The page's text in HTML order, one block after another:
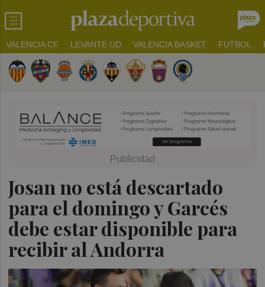
VALENCIA CF LEVANTE UD VALENCIA BASKET FUTBOL
Josan no está descartado
para el domingo y Garcés
debe estar disponible para
recibir al Andorra